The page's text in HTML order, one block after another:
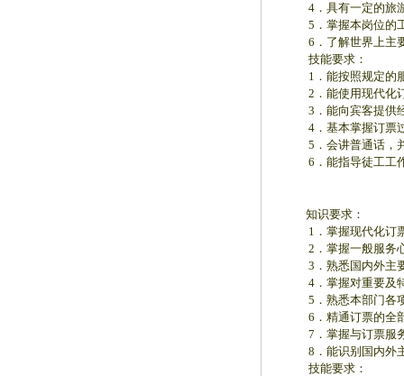
4．具有一定的旅游
5．掌握本岗位的工
6．了解世界上主要
技能要求：
1．能按照规定的服
2．能使用现代化订
3．能向宾客提供经
4．基本掌握订票过
5．会讲普通话，并
6．能指导徒工工
知识要求：
1．掌握现代化订票
2．掌握一般服务心
3．熟悉国内外主要
4．掌握对重要及特
5．熟悉本部门各项
6．精通订票的全部
7．掌握与订票服务
8．能识别国内外主
技能要求：